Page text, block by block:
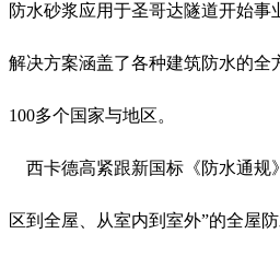
防水砂浆应用于圣哥达隧道开始事
解决方案涵盖了各种建筑防水的全
100多个国家与地区。
西卡德高紧跟新国标《防水通规
区到全屋、从室内到室外”的全屋